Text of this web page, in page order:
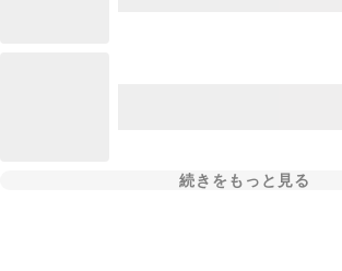
続きをもっと見る